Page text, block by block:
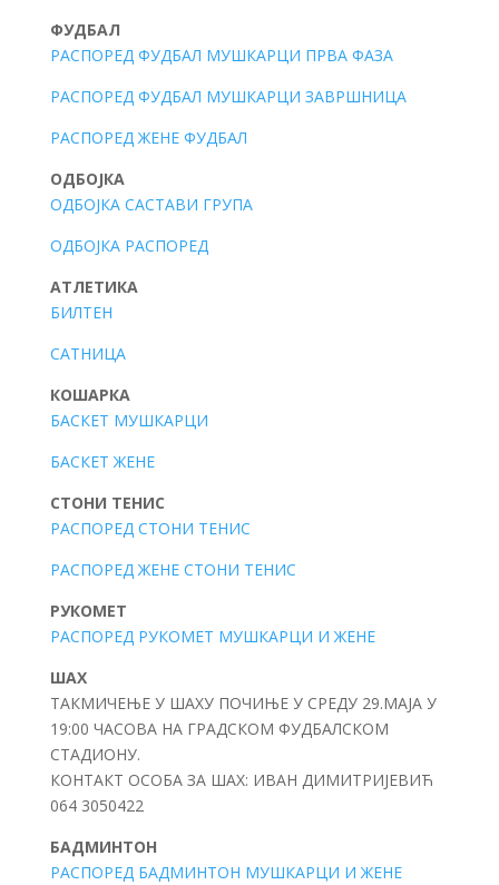
ФУДБАЛ
РАСПОРЕД ФУДБАЛ МУШКАРЦИ ПРВА ФАЗА
РАСПОРЕД ФУДБАЛ МУШКАРЦИ ЗАВРШНИЦА
РАСПОРЕД ЖЕНЕ ФУДБАЛ
ОДБОЈКА
ОДБОЈКА САСТАВИ ГРУПА
ОДБОЈКА РАСПОРЕД
АТЛЕТИКА
БИЛТЕН
САТНИЦА
КОШАРКА
БАСКЕТ МУШКАРЦИ
БАСКЕТ ЖЕНЕ
СТОНИ ТЕНИС
РАСПОРЕД СТОНИ ТЕНИС
РАСПОРЕД ЖЕНЕ СТОНИ ТЕНИС
РУКОМЕТ
РАСПОРЕД РУКОМЕТ МУШКАРЦИ И ЖЕНЕ
ШАХ
ТАКМИЧЕЊЕ У ШАХУ ПОЧИЊЕ У СРЕДУ 29.МАЈА У
19:00 ЧАСОВА НА ГРАДСКОМ ФУДБАЛСКОМ
СТАДИОНУ.
КОНТАКТ ОСОБА ЗА ШАХ: ИВАН ДИМИТРИЈЕВИЋ
064 3050422
БАДМИНТОН
РАСПОРЕД БАДМИНТОН МУШКАРЦИ И ЖЕНЕ